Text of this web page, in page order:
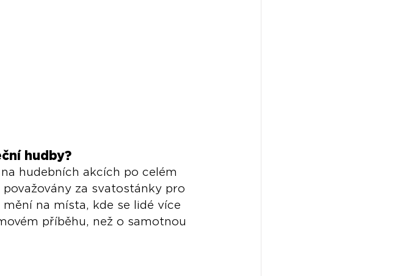
hudby?
na hudebních akcích po celém
za svatostánky pro
na místa, kde se lidé více
příběhu, než o samotnou